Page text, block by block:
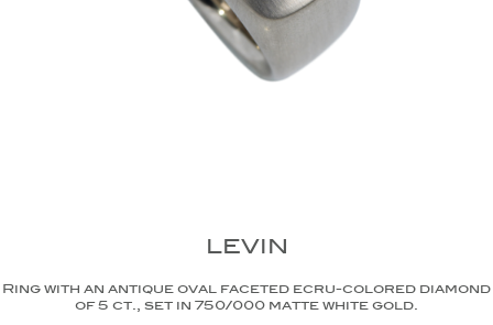
LEVIN
Ring with an antique oval faceted ecru-colored diamond
of 5 ct., set in 750/000 matte white gold.